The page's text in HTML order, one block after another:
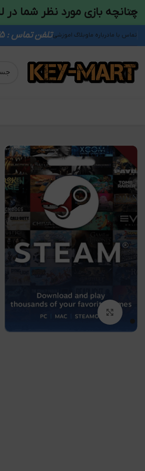
تماس با مادرباره ماوبلاگ اموزشیتلفن تماس : 09354921825 - 09931011833
چنانچه بازی مورد نظر شما